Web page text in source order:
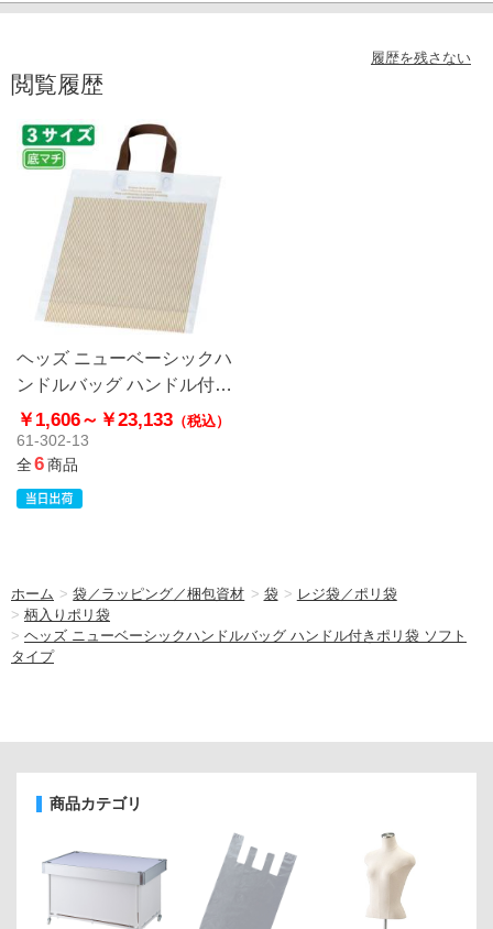
履歴を残さない
閲覧履歴
ヘッズ ニューベーシックハ
ンドルバッグ ハンドル付き
ポリ袋 ソフトタイプ
￥1,606～ ￥23,133 （税込）
61-302-13
全6商品
ホーム >袋／ラッピング／梱包資材 > 袋 > レジ袋／ポリ袋
> 柄入りポリ袋
> ヘッズ ニューベーシックハンドルバッグ ハンドル付きポリ袋 ソフト
タイプ
商品カテゴリ